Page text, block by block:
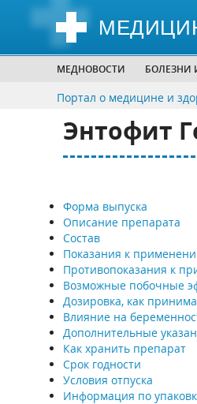
МЕДНОВОСТИ БОЛЕЗНИ
Портал о медицине и
Энтофит
Форма выпуска
Описание препарата
Состав
Показания к
Противопоказания к
Возможные побочные
Дозировка, как
Влияние на
Дополнительные
Как хранить препарат
Срок годности
Условия отпуска
Информация по